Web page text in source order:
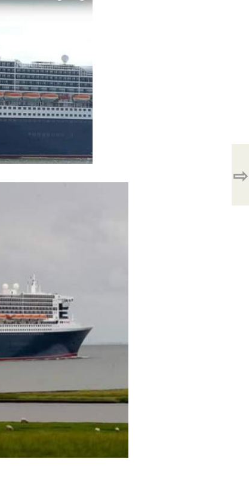
⇨